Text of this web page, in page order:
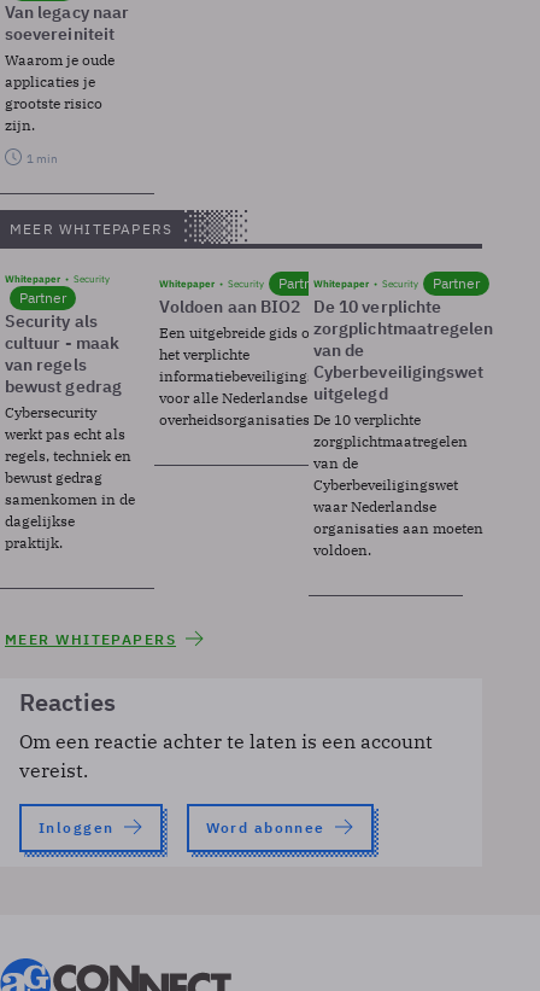
Van legacy naar
soevereiniteit
Waarom je oude
applicaties je
grootste risico
zijn.
1 min
MEER WHITEPAPERS
Whitepaper Security
Partner
Security als
cultuur - maak
van regels
bewust gedrag
Cybersecurity
werkt pas echt als
regels, techniek en
bewust gedrag
samenkomen in de
dagelijkse
praktijk.
Whitepaper Security Partner
Voldoen aan BIO2
Een uitgebreide gids over BIO2,
het verplichte
informatiebeveiligingsframework
voor alle Nederlandse
overheidsorganisaties.
Whitepaper Security Partner
De 10 verplichte
zorgplichtmaatregelen
van de
Cyberbeveiligingswet
uitgelegd
De 10 verplichte
zorgplichtmaatregelen
van de
Cyberbeveiligingswet
waar Nederlandse
organisaties aan moeten
voldoen.
MEER WHITEPAPERS
Reacties
Om een reactie achter te laten is een account
vereist.
Inloggen Word abonnee